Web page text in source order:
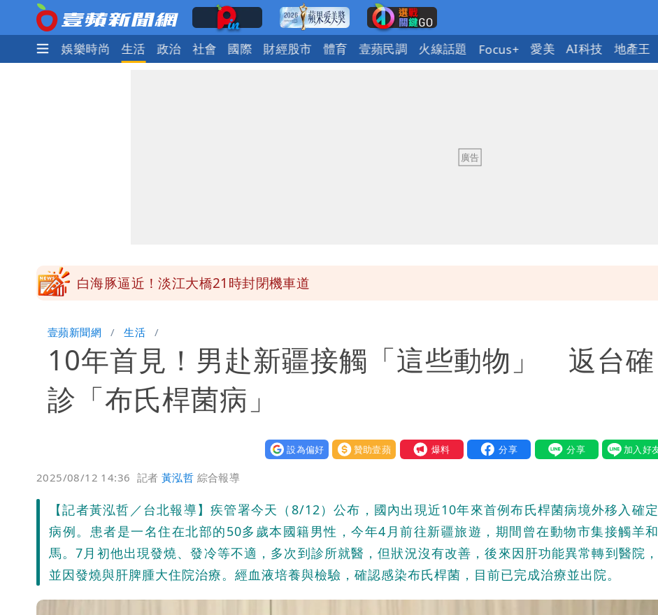
熱門 娛樂時尚 生活 政治 社會 國際 財經股市 體育 壹蘋民調 火線話題 Focus+ 愛美 AI科技 地產王
白海豚逼近！淡江大橋21時封閉機車道
穿中國貨內褲逛街「整件掉出裙底」 OL哀號：在同事眼前顏面盡失
壹蘋新聞網 生活
10年首見！男赴新疆接觸「這些動物」 返台確
診「布氏桿菌病」
設為偏好 贊助壹蘋 我要爆料
2025/08/12 14:36 記者黃泓哲 綜合報導
【記者黃泓哲／台北報導】疾管署今天（8/12）公布，國內出現近10年來首例布氏桿菌病境外移入確定
病例。患者是一名住在北部的50多歲本國籍男性，今年4月前往新疆旅遊，期間曾在動物市集接觸羊和
馬。7月初他出現發燒、發冷等不適，多次到診所就醫，但狀況沒有改善，後來因肝功能異常轉到醫院，
並因發燒與肝脾腫大住院治療。經血液培養與檢驗，確認感染布氏桿菌，目前已完成治療並出院。